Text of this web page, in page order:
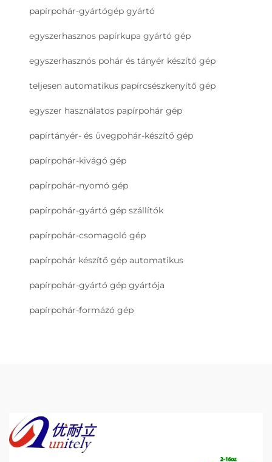
papírpohár-gyártógép gyártó
egyszerhasznos papírkupa gyártó gép
egyszerhasznós pohár és tányér készítő gép
teljesen automatikus papírcsészkenyítő gép
egyszer használatos papírpohár gép
papírtányér- és üvegpohár-készítő gép
papírpohár-kivágó gép
papírpohár-nyomó gép
papírpohár-gyártó gép szállítók
papírpohár-csomagoló gép
papírpohár készítő gép automatikus
papírpohár-gyártó gép gyártója
papírpohár-formázó gép